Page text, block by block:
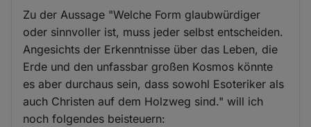
Zu der Aussage "Welche Form glaubwürdiger
oder sinnvoller ist, muss jeder selbst entscheiden.
Angesichts der Erkenntnisse über das Leben, die
Erde und den unfassbar großen Kosmos könnte
es aber durchaus sein, dass sowohl Esoteriker als
auch Christen auf dem Holzweg sind." will ich
noch folgendes beisteuern: